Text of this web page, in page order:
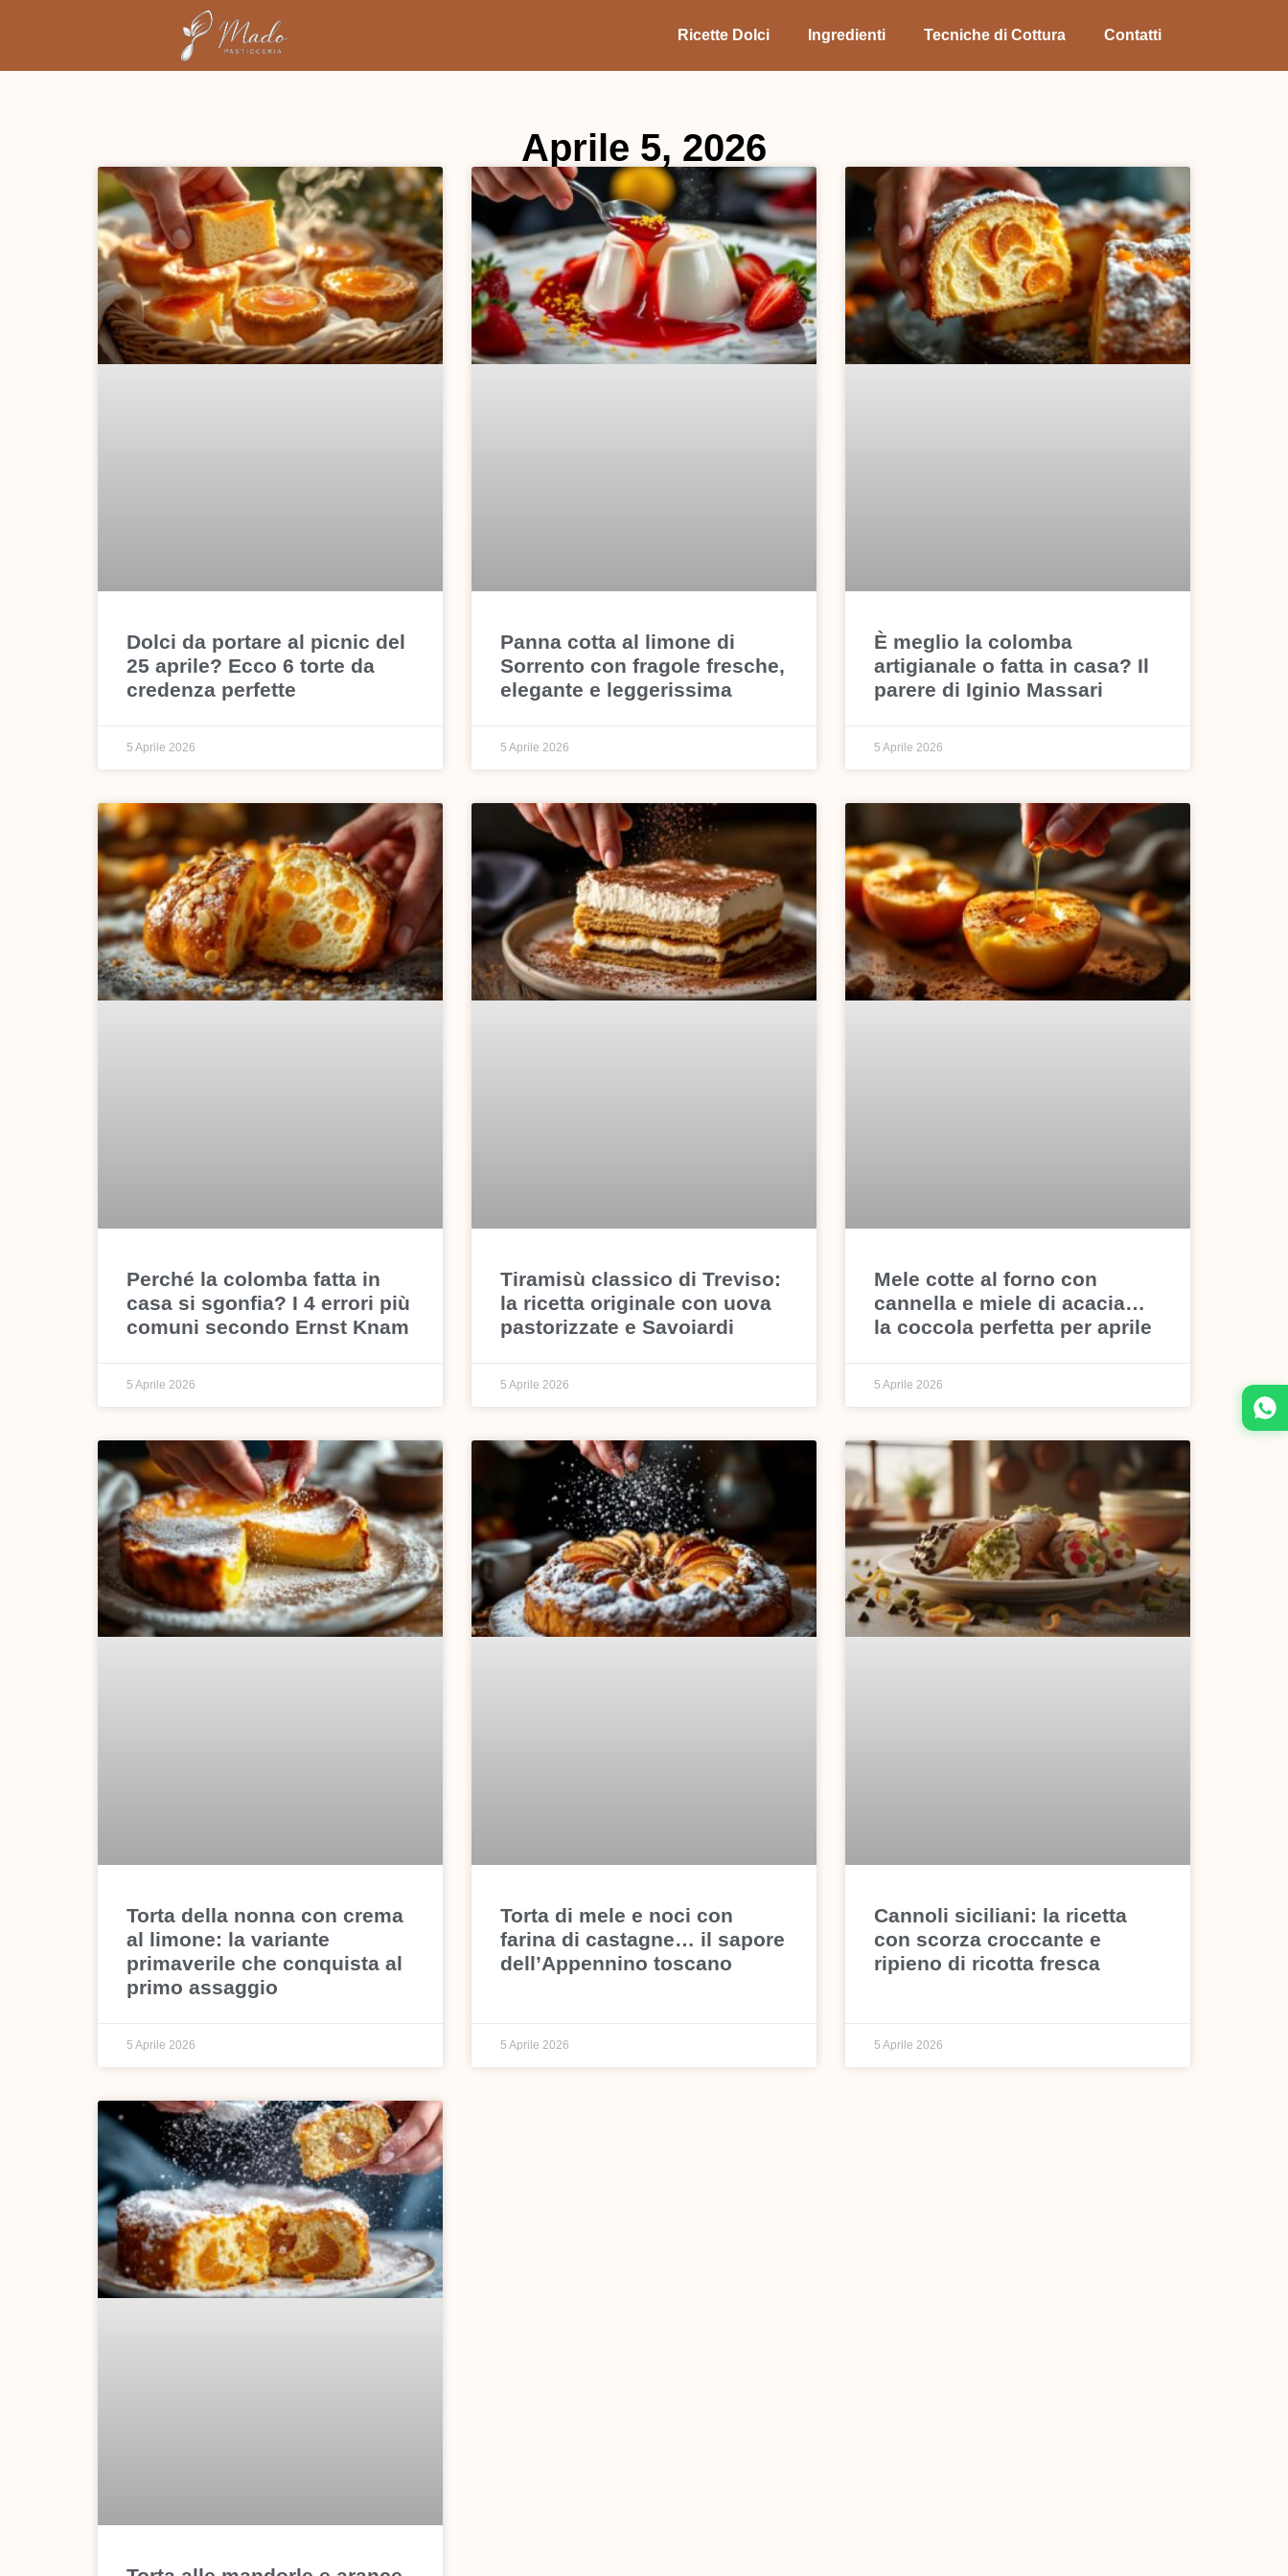
Ricette Dolci Ingredienti Tecniche di Cottura Contatti
Aprile 5, 2026
Dolci da portare al picnic del
25 aprile? Ecco 6 torte da
credenza perfette
5 Aprile 2026
Panna cotta al limone di
Sorrento con fragole fresche,
elegante e leggerissima
5 Aprile 2026
È meglio la colomba
artigianale o fatta in casa? Il
parere di Iginio Massari
5 Aprile 2026
Perché la colomba fatta in
casa si sgonfia? I 4 errori più
comuni secondo Ernst Knam
5 Aprile 2026
Tiramisù classico di Treviso:
la ricetta originale con uova
pastorizzate e Savoiardi
5 Aprile 2026
Mele cotte al forno con
cannella e miele di acacia…
la coccola perfetta per aprile
5 Aprile 2026
Torta della nonna con crema
al limone: la variante
primaverile che conquista al
primo assaggio
5 Aprile 2026
Torta di mele e noci con
farina di castagne… il sapore
dell’Appennino toscano
5 Aprile 2026
Cannoli siciliani: la ricetta
con scorza croccante e
ripieno di ricotta fresca
5 Aprile 2026